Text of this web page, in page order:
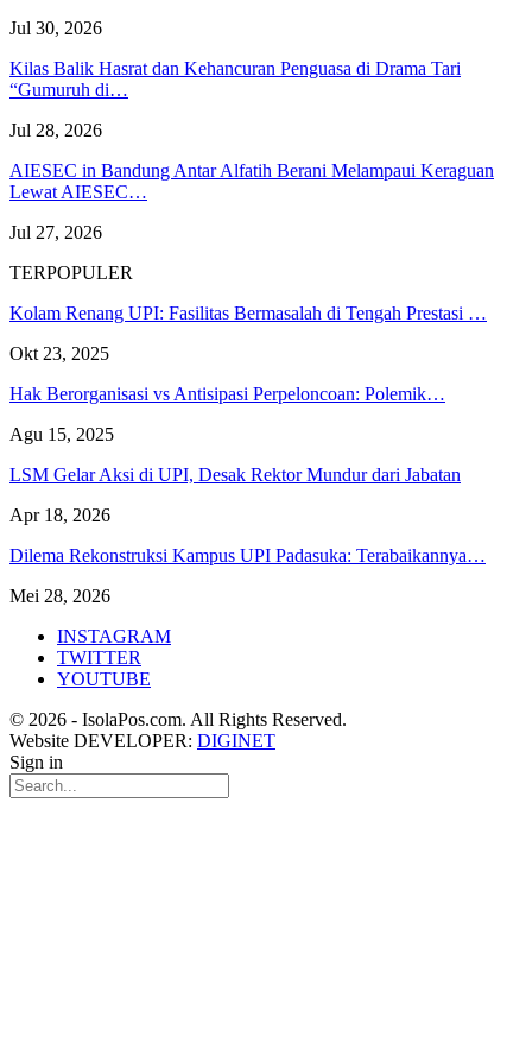
Jul 30, 2026
Kilas Balik Hasrat dan Kehancuran Penguasa di Drama Tari
“Gumuruh di…
Jul 28, 2026
AIESEC in Bandung Antar Alfatih Berani Melampaui Keraguan
Lewat AIESEC…
Jul 27, 2026
TERPOPULER
Kolam Renang UPI: Fasilitas Bermasalah di Tengah Prestasi …
Okt 23, 2025
Hak Berorganisasi vs Antisipasi Perpeloncoan: Polemik…
Agu 15, 2025
LSM Gelar Aksi di UPI, Desak Rektor Mundur dari Jabatan
Apr 18, 2026
Dilema Rekonstruksi Kampus UPI Padasuka: Terabaikannya…
Mei 28, 2026
INSTAGRAM
TWITTER
YOUTUBE
© 2026 - IsolaPos.com. All Rights Reserved.
Website DEVELOPER: DIGINET
Sign in